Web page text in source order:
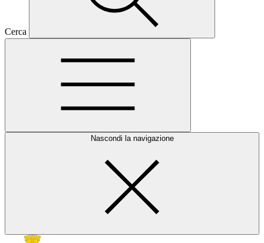
Cerca
Nascondi la navigazione